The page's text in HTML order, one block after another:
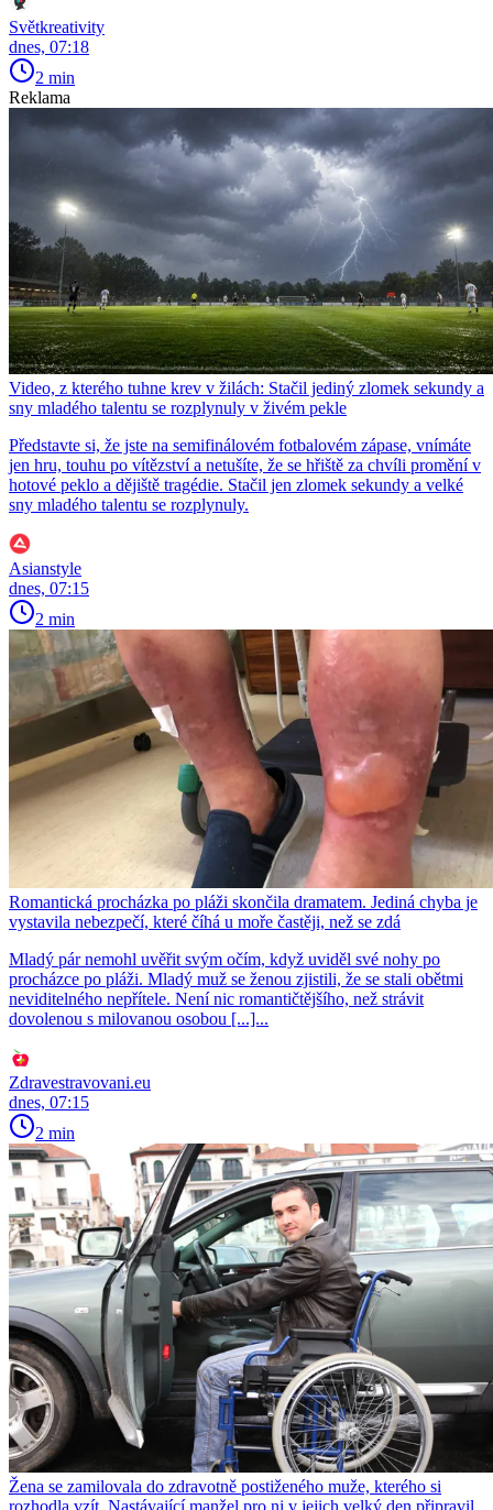
Světkreativity
dnes, 07:18
2 min
Reklama
Video, z kterého tuhne krev v žilách: Stačil jediný zlomek sekundy a
sny mladého talentu se rozplynuly v živém pekle
Představte si, že jste na semifinálovém fotbalovém zápase, vnímáte
jen hru, touhu po vítězství a netušíte, že se hřiště za chvíli promění v
hotové peklo a dějiště tragédie. Stačil jen zlomek sekundy a velké
sny mladého talentu se rozplynuly.
Asianstyle
dnes, 07:15
2 min
Romantická procházka po pláži skončila dramatem. Jediná chyba je
vystavila nebezpečí, které číhá u moře častěji, než se zdá
Mladý pár nemohl uvěřit svým očím, když uviděl své nohy po
procházce po pláži. Mladý muž se ženou zjistili, že se stali obětmi
neviditelného nepřítele. Není nic romantičtějšího, než strávit
dovolenou s milovanou osobou [...]...
Zdravestravovani.eu
dnes, 07:15
2 min
Žena se zamilovala do zdravotně postiženého muže, kterého si